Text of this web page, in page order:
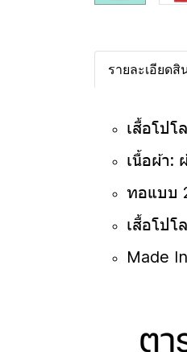
รายละเอียดสิ
เสื้อโปโ
เนื้อผ้า:
ทอแบบ
เสื้อโปโ
Made